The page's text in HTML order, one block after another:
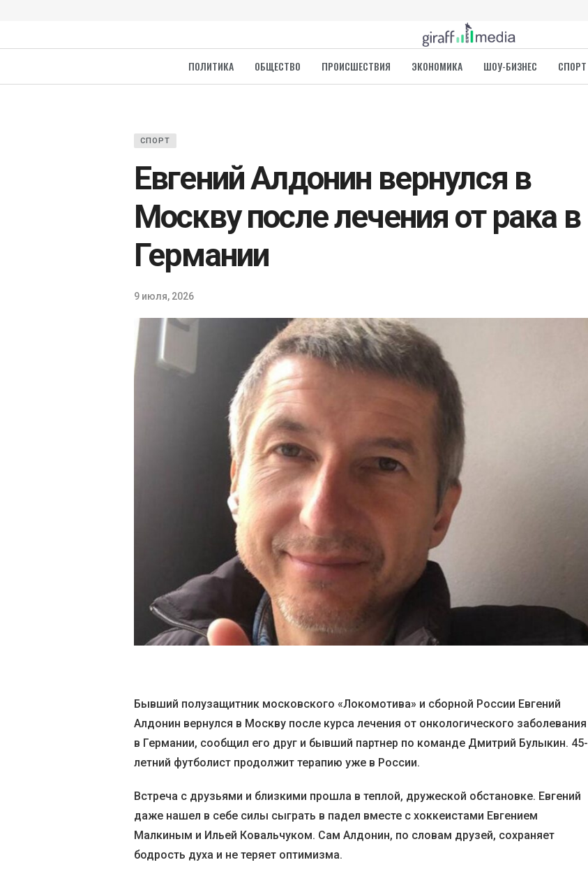
ПОЛИТИКА ОБЩЕСТВО ПРОИСШЕСТВИЯ ЭКОНОМИКА ШОУ-БИЗНЕС СПОРТ
СПОРТ
Евгений Алдонин вернулся в
Москву после лечения от рака в
Германии
9 июля, 2026
Бывший полузащитник московского «Локомотива» и сборной России Евгений
Алдонин вернулся в Москву после курса лечения от онкологического заболевания
в Германии, сообщил его друг и бывший партнер по команде Дмитрий Булыкин. 45-
летний футболист продолжит терапию уже в России.
Встреча с друзьями и близкими прошла в теплой, дружеской обстановке. Евгений
даже нашел в себе силы сыграть в падел вместе с хоккеистами Евгением
Малкиным и Ильей Ковальчуком. Сам Алдонин, по словам друзей, сохраняет
бодрость духа и не теряет оптимизма.